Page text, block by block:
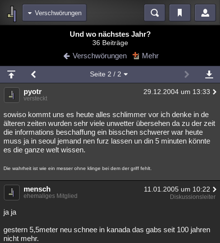
Verschwörungen
Blogs
Chat Wiki Neuigkeiten
meine Rubriken
Menschen Mystery Kriminalfälle
Spiritualität Verschwörungen Technologie Ufologie
Natur Umfragen Unterhaltung
weitere Rubriken
Astronomie Helpdesk Gruppen Gaming Filme
Musik Clash Verbesserungen English
Übersichten
Besucht Teilgenommen Alle Neue Geschlossen
Und wo nächstes Jahr?
36 Beiträge
Verschwörungen Mehr
Seite 2 / 2
pyotr 29.12.2004 um 13:33
versteckt
sowiso kommt uns es heute alles schlimmer vor ich denke in de
älteren zeiten wurden sehr viele unwetter übersehen da zu der zeit
die informations beschaffung ein bisschen schwerer war heute
muss ja in seoul jemand nen furz lassen un din 5 minuten könnte
es die ganze welt wissen.
Die wahrheit ist wie ein messer ohne klinge bei dem der griff fehlt.
mensch 11.01.2005 um 10:22
ehemaliges Mitglied Diskussionsleiter
ja ja
gestern 5,5meter neu schnee in kanada das gabs seit 100 jahren
nicht mehr.